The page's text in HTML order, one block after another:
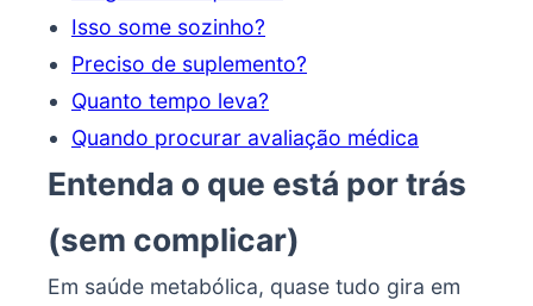
Isso some sozinho?
Preciso de suplemento?
Quanto tempo leva?
Quando procurar avaliação médica
Entenda o que está por trás
(sem complicar)
Em saúde metabólica, quase tudo gira em